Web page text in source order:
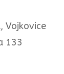
Vojkovice
133